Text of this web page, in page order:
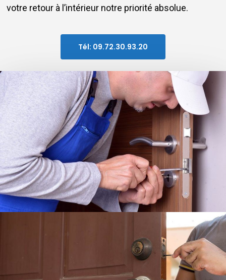
votre retour à l’intérieur notre priorité absolue.
Tél: 09.72.30.93.20